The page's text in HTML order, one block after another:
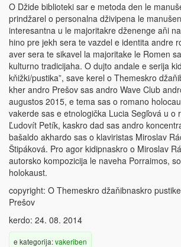
O Džide biblioteki sar e metoda den le
prindžarel o personalna dživipena le
interesantna u le majoritakre dženenge aňi
hino pre jekh sera te vazdel e identita andre
aver sera te sikavel la majoritake le Romen
kulturno tradicijaha. O dujto andale e serija
kňižki/pustika”, save kerel o Themeskro
kher andro Prešov sas andro Wave Club
augustos 2015, e tema sas o romano
vakerde sas e etnologička Lucia Segľová u o
Ľudovít Petík, kaskro dad sas andro
bašaldo akhardo sas o klaviristas Miroslav
Štipáková. Pro agor kidipnaskro o Miroslav
autorsko kompozicija le naveha Porraimos,
holokaust.
copyright: O Themeskro džaňibnaskro
Prešov
kerdo: 24. 08. 2014
e kategorija:vakeriben